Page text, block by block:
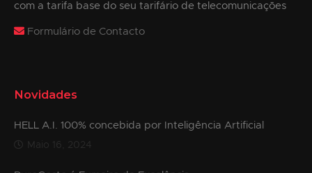
com a tarifa base do seu tarifário de telecomunicações
Formulário de Contacto
Novidades
HELL A.I. 100% concebida por Inteligência Artificial
Maio 16, 2024